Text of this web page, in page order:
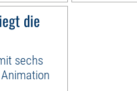
die
sechs